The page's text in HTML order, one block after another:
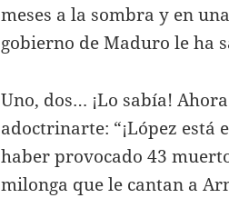
meses a la sombra y en
gobierno de Maduro le ha
Uno, dos… ¡Lo sabía!
adoctrinarte: “¡López
haber provocado 43
milonga que le cantan a